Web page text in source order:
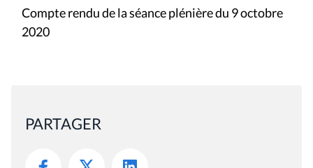
Compte rendu de la séance plénière du 9 octobre
2020
PARTAGER